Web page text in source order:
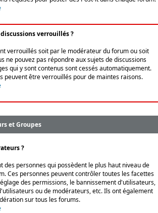
verrouillés ?
verrouillés soit par le modérateur du forum ou soit
ne pouvez pas répondre aux sujets de discussions
qui y sont contenus sont cessés automatiquement.
peuvent être verrouillés pour de maintes raisons.
et Groupes
?
des personnes qui possèdent le plus haut niveau de
Ces personnes peuvent contrôler toutes les facettes
des permissions, le bannissement d'utilisateurs,
ou de modérateurs, etc. Ils ont également
sur tous les forums.